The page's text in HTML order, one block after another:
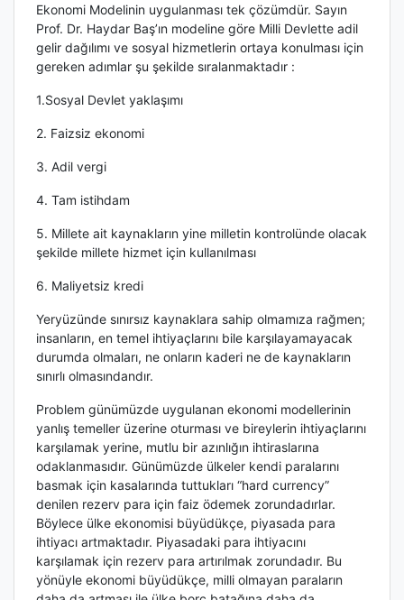
Ekonomi Modelinin uygulanması tek çözümdür. Sayın
Prof. Dr. Haydar Baş’ın modeline göre Milli Devlette adil
gelir dağılımı ve sosyal hizmetlerin ortaya konulması için
gereken adımlar şu şekilde sıralanmaktadır :
1.Sosyal Devlet yaklaşımı
2. Faizsiz ekonomi
3. Adil vergi
4. Tam istihdam
5. Millete ait kaynakların yine milletin kontrolünde olacak
şekilde millete hizmet için kullanılması
6. Maliyetsiz kredi
Yeryüzünde sınırsız kaynaklara sahip olmamıza rağmen;
insanların, en temel ihtiyaçlarını bile karşılayamayacak
durumda olmaları, ne onların kaderi ne de kaynakların
sınırlı olmasındandır.
Problem günümüzde uygulanan ekonomi modellerinin
yanlış temeller üzerine oturması ve bireylerin ihtiyaçlarını
karşılamak yerine, mutlu bir azınlığın ihtiraslarına
odaklanmasıdır. Günümüzde ülkeler kendi paralarını
basmak için kasalarında tuttukları “hard currency”
denilen rezerv para için faiz ödemek zorundadırlar.
Böylece ülke ekonomisi büyüdükçe, piyasada para
ihtiyacı artmaktadır. Piyasadaki para ihtiyacını
karşılamak için rezerv para artırılmak zorundadır. Bu
yönüyle ekonomi büyüdükçe, milli olmayan paraların